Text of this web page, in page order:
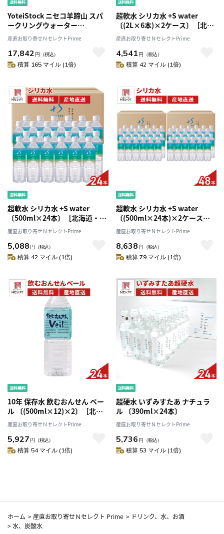
YoteiStock ニセコ羊蹄山 スパ
ークリングウォーター
〔500ml×20〕
産直お取り寄せＮセレクトPrime
17,842 円 （税込）
積算 165 マイル (1倍)
超軟水 シリカ水 +S water
〔(2L×6本)×2ケース〕［北海
道・沖縄県・離島 配送不可］
産直お取り寄せＮセレクトPrime
4,541 円 （税込）
積算 42 マイル (1倍)
超軟水 シリカ水 +S water
〔500ml×24本〕［北海道・沖
縄県・離島 配送不可］
産直お取り寄せＮセレクトPrime
5,088 円 （税込）
積算 42 マイル (1倍)
超軟水 シリカ水 +S water
〔(500ml×24本)×2ケース〕
［北海道・沖縄県・離島 配送不
可］
産直お取り寄せＮセレクトPrime
8,638 円 （税込）
積算 79 マイル (1倍)
10年 保存水 飲むおんせん ベー
ル 〔(500ml×12)×2〕［北海
道・九州地方・沖縄県・離島 配
送不可］
産直お取り寄せＮセレクトPrime
5,927 円 （税込）
積算 54 マイル (1倍)
超硬水 いずみすたあ ナチュラ
ル 〔390ml×24本〕
産直お取り寄せＮセレクトPrime
5,736 円 （税込）
積算 53 マイル (1倍)
ホーム > 産直お取り寄せＮセレクト Prime > ドリンク、水、お酒
>水、炭酸水